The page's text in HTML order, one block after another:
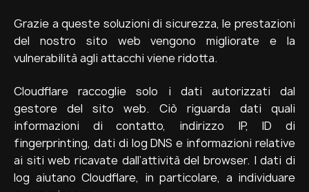
Grazie a queste soluzioni di sicurezza, le prestazioni
del nostro sito web vengono migliorate e la
vulnerabilità agli attacchi viene ridotta.
Cloudflare raccoglie solo i dati autorizzati dal
gestore del sito web. Ciò riguarda dati quali
informazioni di contatto, indirizzo IP, ID di
fingerprinting, dati di log DNS e informazioni relative
ai siti web ricavate dall’attività del browser. I dati di
log aiutano Cloudflare, in particolare, a individuare